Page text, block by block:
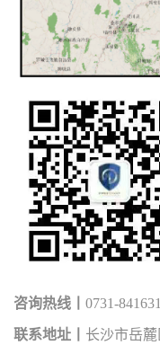
咨询热线丨 0731-
联系地址丨 长沙市岳